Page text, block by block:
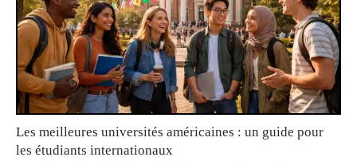
Les meilleures universités américaines : un guide pour
les étudiants internationaux